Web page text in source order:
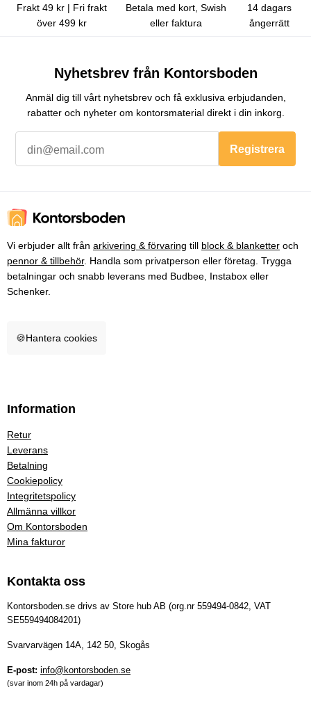
Frakt 49 kr | Fri frakt
över 499 kr
Betala med kort, Swish
eller faktura
14 dagars
ångerrätt
Nyhetsbrev från Kontorsboden
Anmäl dig till vårt nyhetsbrev och få exklusiva erbjudanden,
rabatter och nyheter om kontorsmaterial direkt i din inkorg.
Registrera
Vi erbjuder allt från arkivering & förvaring till block & blanketter och
pennor & tillbehör. Handla som privatperson eller företag. Trygga
betalningar och snabb leverans med Budbee, Instabox eller
Schenker.
🍪Hantera cookies
Information
Retur
Leverans
Betalning
Cookiepolicy
Integritetspolicy
Allmänna villkor
Om Kontorsboden
Mina fakturor
Kontakta oss
Kontorsboden.se drivs av Store hub AB (org.nr 559494-0842, VAT
SE559494084201)
Svarvarvägen 14A, 142 50, Skogås
E-post: info@kontorsboden.se
(svar inom 24h på vardagar)